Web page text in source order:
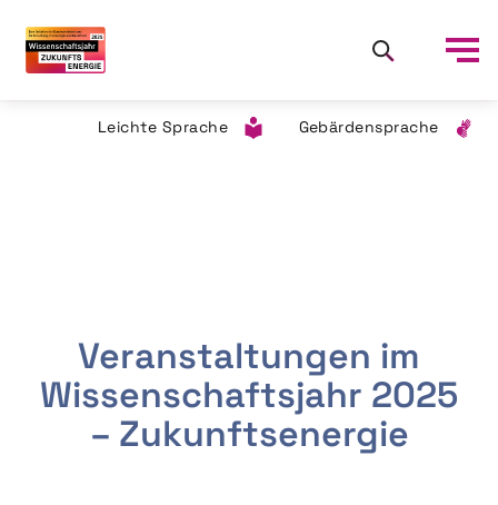
Leichte Sprache Gebärdensprache
Veranstaltungen im
Wissenschaftsjahr 2025
– Zukunftsenergie